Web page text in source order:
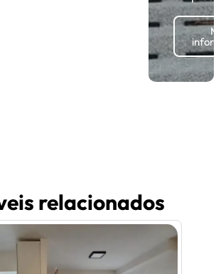
relacionados